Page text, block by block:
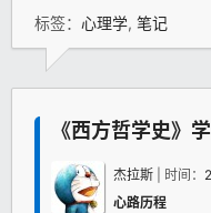
标签： 心理学, 笔记
《西方哲学史》
杰拉斯 | 时间：
心路历程